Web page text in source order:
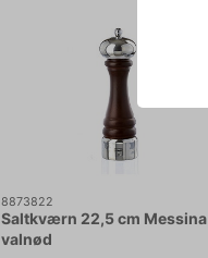
8873822
Saltkværn 22,5 cm Messina
valnød